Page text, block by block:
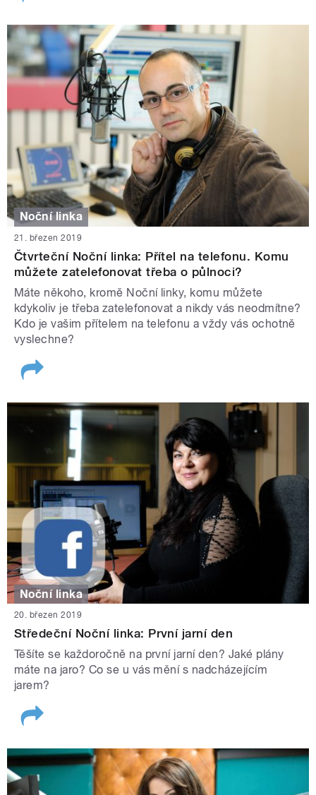
Noční linka
21. březen 2019
Čtvrteční Noční linka: Přítel na telefonu. Komu
můžete zatelefonovat třeba o půlnoci?
Máte někoho, kromě Noční linky, komu můžete
kdykoliv je třeba zatelefonovat a nikdy vás neodmítne?
Kdo je vašim přítelem na telefonu a vždy vás ochotně
vyslechne?
Noční linka
20. březen 2019
Středeční Noční linka: První jarní den
Těšíte se každoročně na první jarní den? Jaké plány
máte na jaro? Co se u vás mění s nadcházejícím
jarem?